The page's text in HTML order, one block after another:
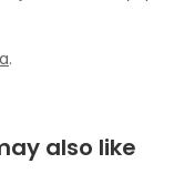
.
also like